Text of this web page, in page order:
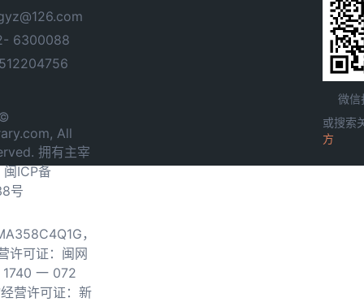
6300088
All
拥有主宰
闽ICP备
号
，
许可证：闽网
一 072
营许可证：新
微信
或搜索
方